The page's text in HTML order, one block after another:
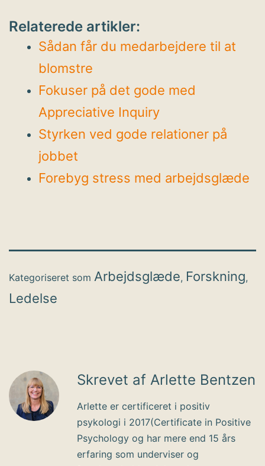
Relaterede artikler:
Sådan får du medarbejdere til at
blomstre
Fokuser på det gode med
Appreciative Inquiry
Styrken ved gode relationer på
jobbet
Forebyg stress med arbejdsglæde
Kategoriseret som Arbejdsglæde, Forskning,
Ledelse
Skrevet af Arlette Bentzen
Arlette er certificeret i positiv
psykologi i 2017(Certificate in Positive
Psychology og har mere end 15 års
erfaring som underviser og